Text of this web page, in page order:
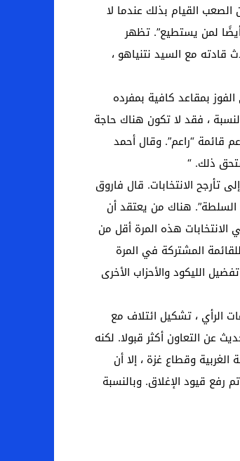
القيام بذلك عندما لا
أيضًا لمن يستطيع”. تظهر
قادته مع السيد نتنياهو ،
بمقاعد كافية بمفرده
لو حقق هذه النسبة ، فقد لا تكون هناك حاجة
قائمة “راعم”. وقال أحمد
ذلك. “
تأرجح الانتخابات. قال فاروق
السلطة”. هناك من يعتقد أن
هذه المرة أقل من
المشتركة في المرة
الليكود والأحزاب الأخرى
الرأي ، تشكيل ائتلاف مع
عن التعاون أكثر قبولا. لكنه
وقطاع غزة ، إلا أن
قيود الإغلاق. وبالنسبة